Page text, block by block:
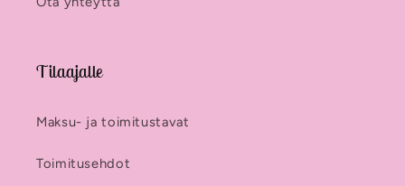
Tilaajalle
Maksu- ja toimitustavat
Toimitusehdot